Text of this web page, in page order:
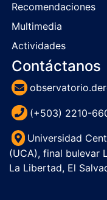
Recomendaciones
Multimedia
Actividades
Contáctanos
(+503) 2210-
Universidad
(UCA), final bulevar
La